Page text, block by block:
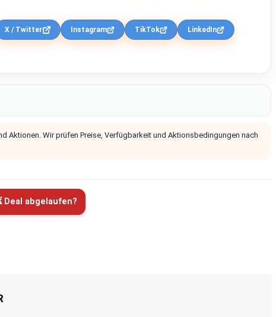
X / Twitter Instagram TikTok LinkedIn
Aktionen. Wir prüfen Preise, Verfügbarkeit und Aktionsbedingungen nach
Deal abgelaufen?